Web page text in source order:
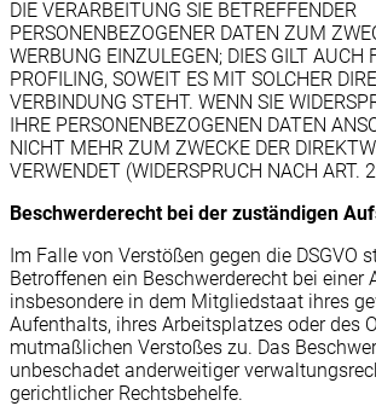
DIE VERARBEITUNG SIE BETREFFENDER
PERSONENBEZOGENER DATEN ZUM
WERBUNG EINZULEGEN; DIES GILT AUCH
PROFILING, SOWEIT ES MIT SOLCHER
VERBINDUNG STEHT. WENN SIE
IHRE PERSONENBEZOGENEN DATEN
NICHT MEHR ZUM ZWECKE DER
VERWENDET (WIDERSPRUCH NACH ART.
Beschwerde­recht bei der zuständigen
Im Falle von Verstößen gegen die DSGVO
Betroffenen ein Beschwerderecht bei einer
insbesondere in dem Mitgliedstaat ihres
Aufenthalts, ihres Arbeitsplatzes oder des
mutmaßlichen Verstoßes zu. Das
unbeschadet anderweitiger
gerichtlicher Rechtsbehelfe.